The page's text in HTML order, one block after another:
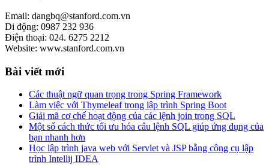
Email: dangbq@stanford.com.vn
Di động: 0987 232 936
Điện thoại: 024. 6275 2212
Website: www.stanford.com.vn
Bài viết mới
Các thuật ngữ quan trọng trong Spring Framework
Làm việc với Thymeleaf trong lập trình Spring Boot
Giải mã cơ chế hoạt động của các lệnh join trong SQL
Một số cách thức tối ưu hóa câu lệnh SQL giúp ứng dụng của
bạn nhanh hơn
Học lập trình java web với Servlet và JSP bằng công cụ lập
trình Intellij IDEA